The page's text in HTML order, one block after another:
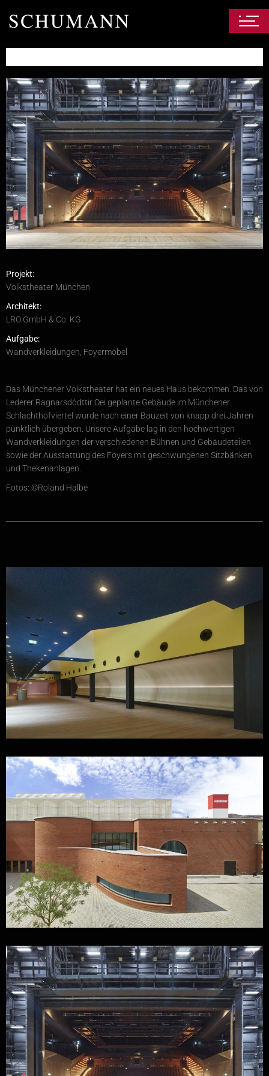
Projekt:
Volkstheater München
Architekt:
LRO GmbH & Co. KG
Aufgabe:
Wandverkleidungen, Foyermöbel
Das Münchener Volkstheater hat ein neues Haus bekommen. Das von
Lederer Ragnarsdódttir Oei geplante Gebäude im Münchener
Schlachthofviertel wurde nach einer Bauzeit von knapp drei Jahren
pünktlich übergeben. Unsere Aufgabe lag in den hochwertigen
Wandverkleidungen der verschiedenen Bühnen und Gebäudeteilen
sowie der Ausstattung des Foyers mit geschwungenen Sitzbänken
und Thekenanlagen.
Fotos: ©Roland Halbe